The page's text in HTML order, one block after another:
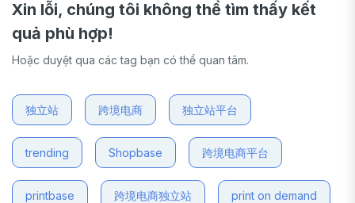
Xin lỗi, chúng tôi không thể tìm thấy kết
quả phù hợp!
Hoặc duyệt qua các tag bạn có thể quan tâm.
独立站 跨境电商 独立站平台
trending Shopbase 跨境电商平台
printbase 跨境电商独立站 print on demand